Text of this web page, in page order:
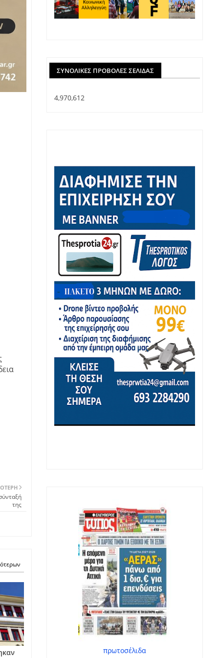
της
ΣΥΝΟΛΙΚΈΣ ΠΡΟΒΟΛΈΣ ΣΕΛΊΔΑΣ
4,970,612
πρωτοσέλιδα